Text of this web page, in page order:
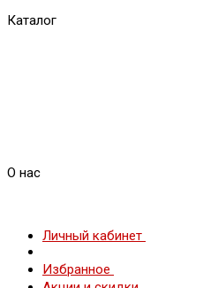
Каталог
О нас
Личный кабинет
Избранное